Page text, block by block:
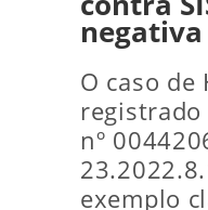
O caso de
registrado
nº
exemplo